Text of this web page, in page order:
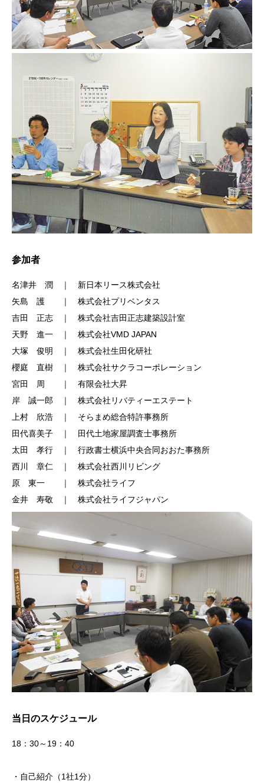
参加者
名津井 潤 ｜ 新日本リース株式会社
矢島 護 ｜ 株式会社プリベンタス
吉田 正志 ｜ 株式会社吉田正志建築設計室
天野 進一 ｜ 株式会社VMD JAPAN
大塚 俊明 ｜ 株式会社生田化研社
櫻庭 直樹 ｜ 株式会社サクラコーポレーション
宮田 周 ｜ 有限会社大昇
岸 誠一郎 ｜ 株式会社リバティーエステート
上村 欣浩 ｜ そらまめ総合特許事務所
田代喜美子 ｜ 田代土地家屋調査士事務所
太田 孝行 ｜ 行政書士横浜中央合同おおた事務所
西川 章仁 ｜ 株式会社西川リビング
原 東一 ｜ 株式会社ライフ
金井 寿敬 ｜ 株式会社ライフジャパン
当日のスケジュール
18：30～19：40
・自己紹介（1社1分）